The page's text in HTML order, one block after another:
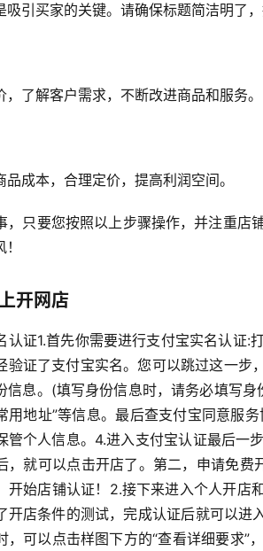
吸引买家的关键。请确保标题简洁明了
了解客户需求，不断改进商品和服务。
成本，合理定价，提高利润空间。
，只要您按照以上步骤操作，并注重店
开网店
认证1.首先你需要进行支付宝实名认证
验证了支付宝实名。您可以跳过这一
信息。(填写身份信息时，请务必填写
用地址”等信息。最后查支付宝同意服
管个人信息。4.进入支付宝认证最后一
，就可以点击开店了。第二，申请免
开始店铺认证！2.接下来进入个人开店
开店条件的测试，完成认证后就可以
，可以点击样图下方的“查看详细要求